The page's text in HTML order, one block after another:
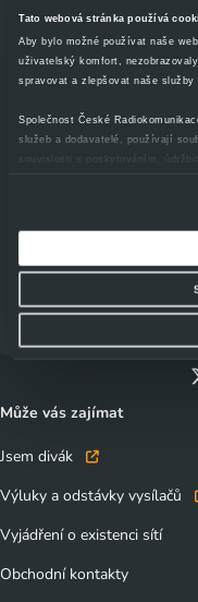
Tato webová stránka používá
Aby bylo možné používat naše
uživatelský komfort,
spravovat a zlepšovat naše
Společnost České
služeb a dodavatelé, používají
souvislosti s poskytováním,
vylepšování jejich výkonu i k
pokračujte dál na naše stránky.
Vybrané možnosti můžete
naší sítě internetu věcí
2017 pokryli 70 %
Zainvestovali jsme a
první komerční
chytrých řešení pro
odbornou veřejnost
možnostmi, proto
zaměřené soutěže
Může vás zajímat
Jsem divák
Výluky a odstávky vysílačů
Vyjádření o existenci sítí
Obchodní kontakty